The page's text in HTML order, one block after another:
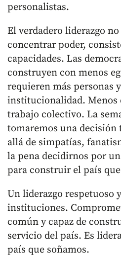
personalistas.
El verdadero liderazgo
concentrar poder,
capacidades. Las
construyen con menos
requieren más personas
institucionalidad. Menos
trabajo colectivo. La
tomaremos una decisión
allá de simpatías,
la pena decidirnos por
para construir el país
Un liderazgo respetuoso
instituciones.
común y capaz de
servicio del país. Es
país que soñamos.